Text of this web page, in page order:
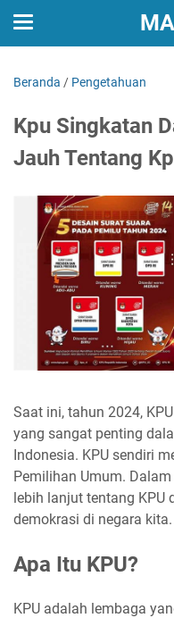
Beranda / Pengetahuan
Kpu Singkatan
Jauh Tentang
Saat ini, tahun 2024,
yang sangat penting
Indonesia. KPU sendiri
Pemilihan Umum.
lebih lanjut tentang KPU
demokrasi di negara kita.
Apa Itu KPU?
KPU adalah lembaga